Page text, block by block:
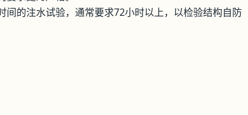
间的注水试验，通常要求72小时以上，以检验结构自防